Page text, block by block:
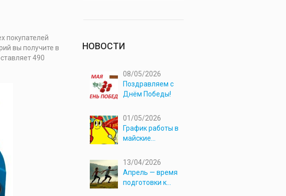
покупателей
вы получите в
490
НОВОСТИ
08/05/2026
Поздравляем с
Днём Победы!
01/05/2026
График работы в
майские
13/04/2026
Апрель — время
подготовки к